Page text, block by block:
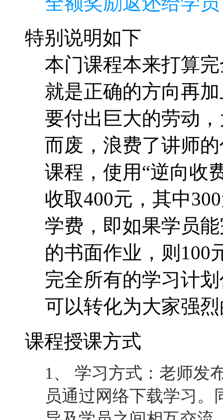
特别说明如下
本门课程本来打算
就是正确的方向再
要付出巨大的劳动
而废，浪费了讲师
课程，使用“逆向收
收取400元，其中
学费，即如果学员
的书面作业，则100
完全所有的学习计
可以转化为大家强
课程授课方式
1、 学习方式：老师发
员通过网络下载学习